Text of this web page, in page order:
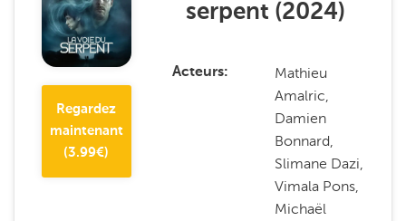
Regardez
maintenant
(3.99€)
serpent (2024)
Acteurs
Mathieu
Amalric,
Damien
Bonnard,
Slimane Dazi,
Vimala Pons,
Michaël